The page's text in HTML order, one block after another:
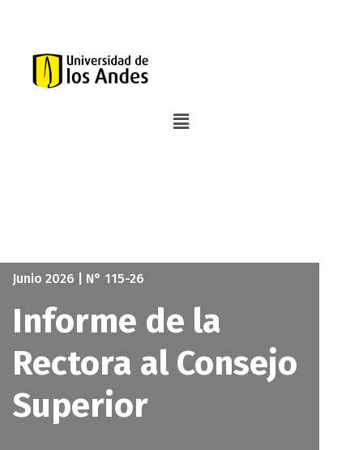
Junio 2026 | N° 115-26
Informe de la
Rectora al Consejo
Superior